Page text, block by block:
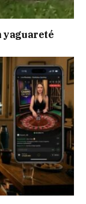
yaguareté